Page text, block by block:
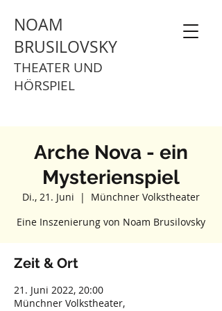
NOAM
BRUSILOVSKY
THEATER UND
HÖRSPIEL
Arche Nova - ein
Mysterienspiel
Di., 21. Juni
  |
Münchner Volkstheater
Eine Inszenierung von Noam Brusilovsky
Zeit & Ort
21. Juni 2022, 20:00
Münchner Volkstheater,